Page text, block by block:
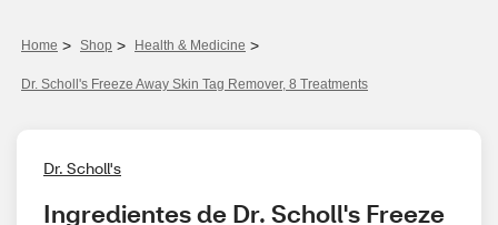
Home > Shop > Health & Medicine >
Dr. Scholl's Freeze Away Skin Tag Remover, 8 Treatments
Dr. Scholl's
Ingredientes de Dr. Scholl's Freeze